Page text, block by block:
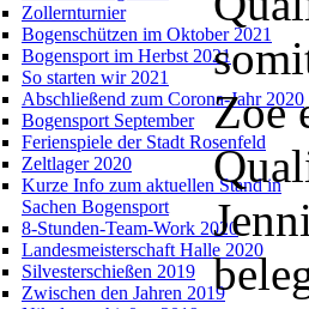
Zollernturnier
Bogenschützen im Oktober 2021
Bogensport im Herbst 2021
So starten wir 2021
Abschließend zum Corona-Jahr 2020
Bogensport September
Ferienspiele der Stadt Rosenfeld
Zeltlager 2020
Kurze Info zum aktuellen Stand in
Sachen Bogensport
8-Stunden-Team-Work 2020
Landesmeisterschaft Halle 2020
Silvesterschießen 2019
Zwischen den Jahren 2019
Zoe